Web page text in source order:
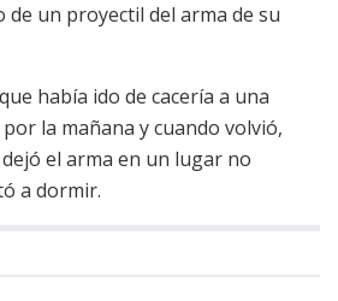
un proyectil del arma de su
había ido de cacería a una
la mañana y cuando volvió,
el arma en un lugar no
a dormir.